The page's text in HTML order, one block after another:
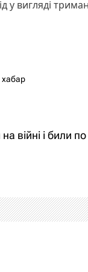
у вигляді
хабар
війні і били по